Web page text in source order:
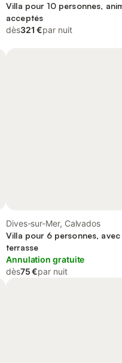
Villa pour 10 personnes,
acceptés
dès321 €par nuit
Dives-sur-Mer, Calvados
Villa pour 6 personnes,
terrasse
Annulation gratuite
dès75 €par nuit